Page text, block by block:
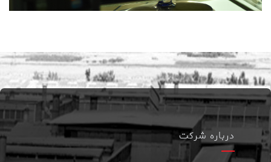
درباره شرکت